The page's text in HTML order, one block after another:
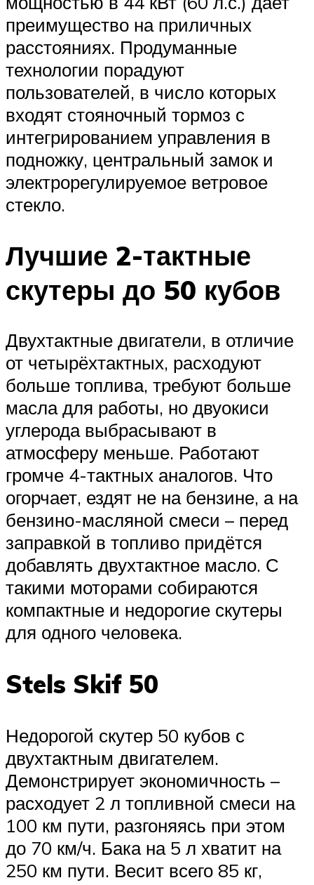
преимущество на приличных
расстояниях. Продуманные
технологии порадуют
пользователей, в число которых
входят стояночный тормоз с
интегрированием управления в
подножку, центральный замок и
электрорегулируемое ветровое
стекло.
Лучшие 2-тактные
скутеры до 50 кубов
Двухтактные двигатели, в отличие
от четырёхтактных, расходуют
больше топлива, требуют больше
масла для работы, но двуокиси
углерода выбрасывают в
атмосферу меньше. Работают
громче 4-тактных аналогов. Что
огорчает, ездят не на бензине, а на
бензино-масляной смеси – перед
заправкой в топливо придётся
добавлять двухтактное масло. С
такими моторами собираются
компактные и недорогие скутеры
для одного человека.
Stels Skif 50
Недорогой скутер 50 кубов с
двухтактным двигателем.
Демонстрирует экономичность –
расходует 2 л топливной смеси на
100 км пути, разгоняясь при этом
до 70 км/ч. Бака на 5 л хватит на
250 км пути. Весит всего 85 кг,